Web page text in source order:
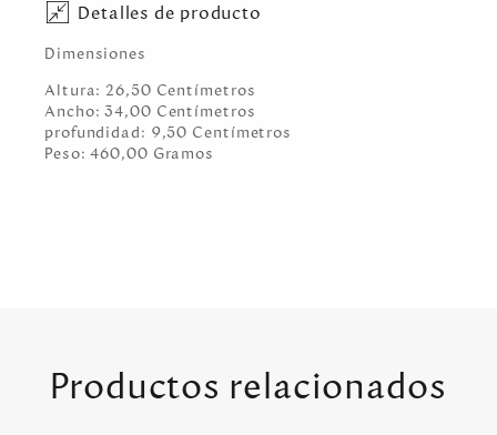
Detalles de producto
Dimensiones
Altura: 26,50 Centímetros
Ancho:34,00 Centímetros
profundidad: 9,50 Centímetros
Peso:460,00 Gramos
Productos relacionados